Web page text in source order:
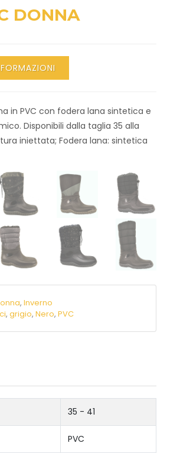
DONNA
in PVC con fodera lana sintetica e
Disponibili dalla taglia 35 alla
iniettata; Fodera lana: sintetica
, Inverno
, grigio, Nero, PVC
35 - 41
PVC